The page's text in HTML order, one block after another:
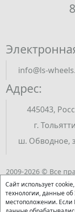
Адрес:
445043,
г.
ш. Обводное,
info@ls-
2009-2026 © Все
принадлежат ООО
воспроизведение
письменному
Сайт использует
технологии, данные об
местоположении. Если